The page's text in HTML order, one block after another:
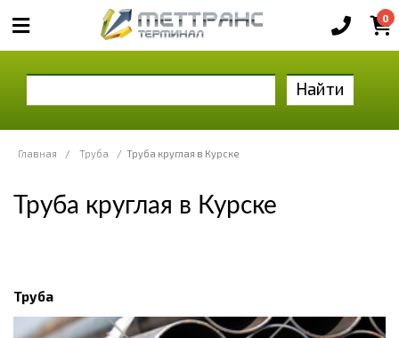
0
Найти
Главная / Труба / Труба круглая в Курске
Труба круглая в Курске
Труба